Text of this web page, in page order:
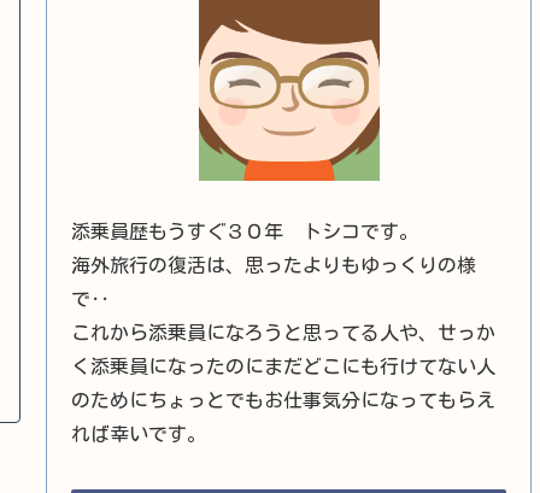
添乗員歴もうすぐ３０年 トシコです。
海外旅行の復活は、思ったよりもゆっくりの様
で‥
これから添乗員になろうと思ってる人や、せっか
く添乗員になったのにまだどこにも行けてない人
のためにちょっとでもお仕事気分になってもらえ
れば幸いです。